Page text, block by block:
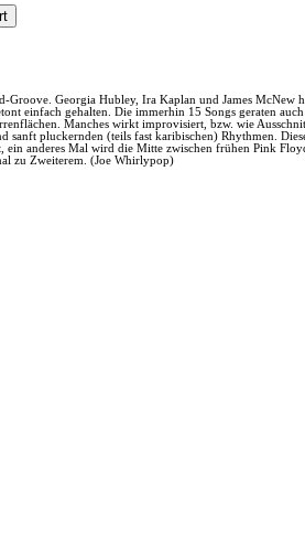
Georgia Hubley, Ira Kaplan und James McNew
einfach gehalten. Die immerhin 15 Songs geraten
Manches wirkt improvisiert, bzw. wie
pluckernden (teils fast karibischen) Rhythmen.
anderes Mal wird die Mitte zwischen frühen Pink
zu Zweiterem. (Joe Whirlypop)